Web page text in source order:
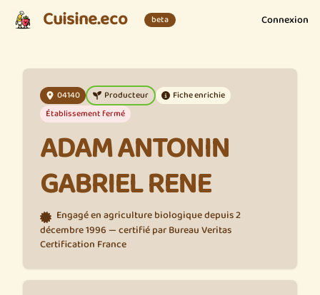
Cuisine.eco beta Connexion
04140 Producteur
Fiche enrichie
Établissement fermé
ADAM ANTONIN
GABRIEL RENE
Engagé en agriculture biologique depuis 2
décembre 1996 — certifié par Bureau Veritas
Certification France